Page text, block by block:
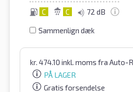
C C 72 dB
Sammenlign dæk
kr. 474.10 inkl. moms fra Auto-
PÅ LAGER
Gratis forsendelse